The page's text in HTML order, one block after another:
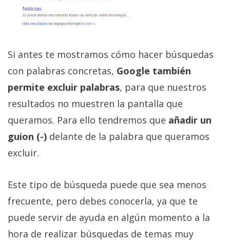
Si antes te mostramos cómo hacer búsquedas
con palabras concretas, Google también
permite excluir palabras, para que nuestros
resultados no muestren la pantalla que
queramos. Para ello tendremos que añadir un
guion (-) delante de la palabra que queramos
excluir.
Este tipo de búsqueda puede que sea menos
frecuente, pero debes conocerla, ya que te
puede servir de ayuda en algún momento a la
hora de realizar búsquedas de temas muy